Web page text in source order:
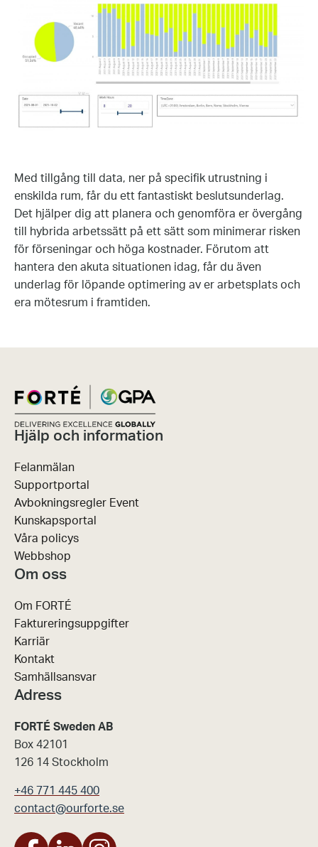
Med tillgång till data, ner på specifik utrustning i
enskilda rum, får du ett fantastiskt beslutsunderlag.
Det hjälper dig att planera och genomföra er övergång
till hybrida arbetssätt på ett sätt som minimerar risken
för förseningar och höga kostnader. Förutom att
hantera den akuta situationen idag, får du även
underlag för löpande optimering av er arbetsplats och
era mötesrum i framtiden.
Hjälp och information
Felanmälan
Supportportal
Avbokningsregler Event
Kunskapsportal
Våra policys
Webbshop
Om oss
Om FORTÉ
Faktureringsuppgifter
Karriär
Kontakt
Samhällsansvar
Adress
FORTÉ Sweden AB
Box 42101
126 14 Stockholm
+46 771 445 400
contact@ourforte.se